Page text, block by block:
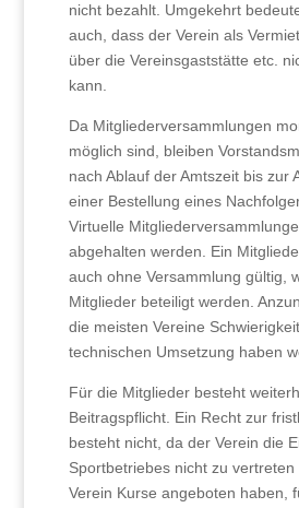
nicht bezahlt. Umgekehrt
auch, dass der Verein als
über die Vereinsgaststätte etc.
kann.
Da Mitgliederversammlungen
möglich sind, bleiben
nach Ablauf der Amtszeit bis zur
einer Bestellung eines
Virtuelle
abgehalten werden. Ein
auch ohne Versammlung gültig,
Mitglieder beteiligt werden.
die meisten Vereine
technischen Umsetzung haben
Für die Mitglieder besteht
Beitragspflicht. Ein Recht zur
besteht nicht, da der Verein die
Sportbetriebes nicht zu
Verein Kurse angeboten haben,